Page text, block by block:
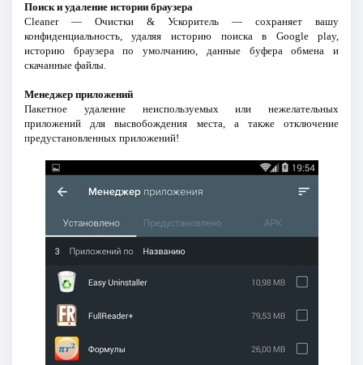
Поиск и удаление истории браузера
Cleaner — Очистки & Ускоритель — сохраняет вашу
конфиденциальность, удаляя историю поиска в Google play,
историю браузера по умолчанию, данные буфера обмена и
скачанные файлы.
Менеджер приложений
Пакетное удаление неиспользуемых или нежелательных
приложений для высвобождения места, а также отключение
предустановленных приложений!